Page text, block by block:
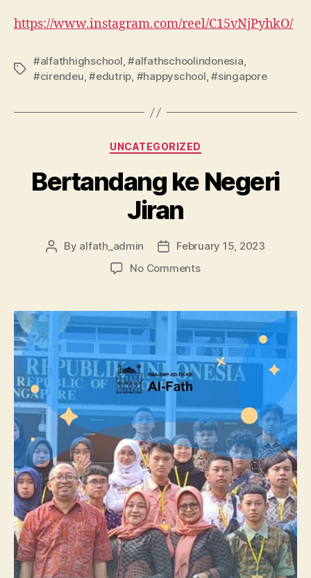
https://www.instagram.com/reel/C15vNjPyhkO/
#alfathhighschool,#alfathschoolindonesia,
#cirendeu,#edutrip, #happyschool,#singapore
UNCATEGORIZED
Bertandang ke Negeri
Jiran
By alfath_admin
February 15, 2023
No Comments